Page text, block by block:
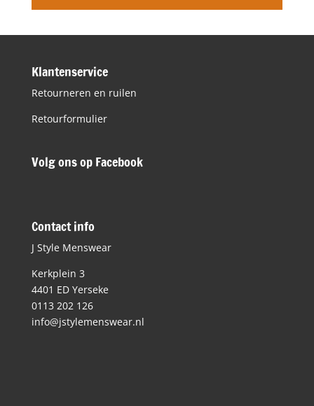
Klantenservice
Retourneren en ruilen
Retourformulier
Volg ons op Facebook
Contact info
J Style Menswear
Kerkplein 3
4401 ED Yerseke
0113 202 126
info@jstylemenswear.nl